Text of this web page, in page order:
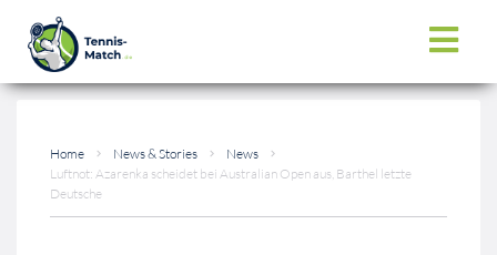
Home News & Stories
News
Luftnot: Azarenka scheidet bei Australian Open aus, Barthel letzte
Deutsche